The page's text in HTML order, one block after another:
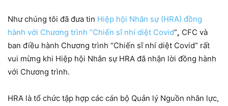
Như chúng tôi đã đưa tin Hiệp hội Nhân sự (HRA) đồng
hành với Chương trình “Chiến sĩ nhí diệt Covid”, CFC và
ban điều hành Chương trình “Chiến sĩ nhí diệt Covid” rất
vui mừng khi Hiệp hội Nhân sự HRA đã nhận lời đồng hành
với Chương trình.
HRA là tổ chức tập hợp các cán bộ Quản lý Nguồn nhân lực,